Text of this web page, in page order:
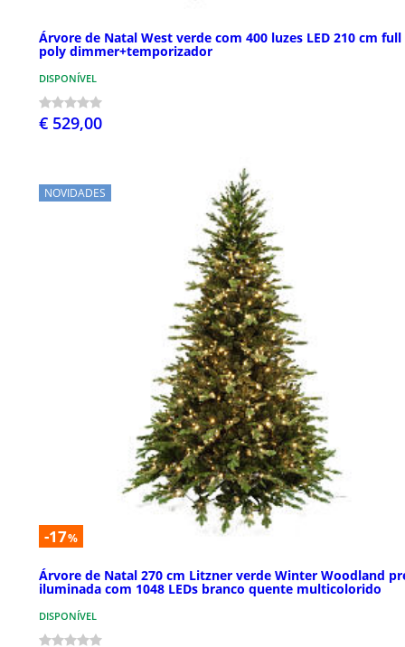
Árvore de Natal West verde com 400 luzes LED 210 cm full
poly dimmer+temporizador
DISPONÍVEL
€ 529,00
NOVIDADES
-17%
Árvore de Natal 270 cm Litzner verde Winter Woodland
iluminada com 1048 LEDs branco quente multicolorido
DISPONÍVEL